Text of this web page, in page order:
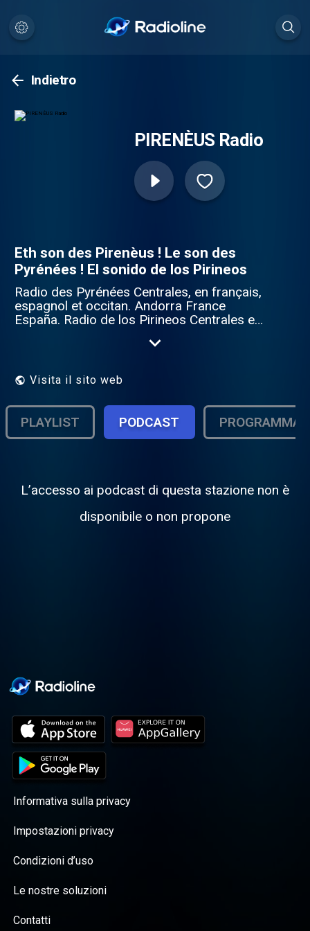
Indietro
PIRENÈUS Radio
Eth son des Pirenèus ! Le son des
Pyrénées ! El sonido de los Pirineos
Radio des Pyrénées Centrales, en français,
espagnol et occitan. Andorra France
España. Radio de los Pirineos Centrales en
Comminges & Val d'Aran. Meteo - Agenda -
Bossost - Vielha - Saint Bertrand de
Comminges - Loures Barousse - Haute
Garonne - Hautes Pyrénées Contact :
https://www.pagesjaunes.fr/pros/54256312
"Une radio des Locales"
Visita il sito web
PLAYLIST PODCAST PROGRAMMA
L’accesso ai podcast di questa stazione non è
disponibile o non propone
Informativa sulla privacy
Impostazioni privacy
Condizioni d’uso
Le nostre soluzioni
Contatti